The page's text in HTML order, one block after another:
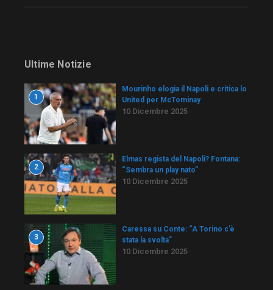
Ultime Notizie
1
Mourinho elogia il Napoli e critica lo
United per McTominay
10 Dicembre 2025
2
Elmas regista del Napoli? Fontana:
“Sembra un play nato”
10 Dicembre 2025
3
Caressa su Conte: “A Torino c’è
stata la svolta”
10 Dicembre 2025